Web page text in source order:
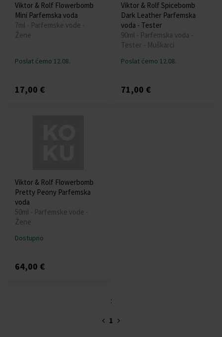
Viktor & Rolf Flowerbomb
Mini Parfemska voda
7ml - Parfemske vode -
Žene
Poslat ćemo 12.08.
17,00 €
Viktor & Rolf Spicebomb
Dark Leather Parfemska
voda - Tester
90ml - Parfemska voda -
Tester - Muškarci
Poslat ćemo 12.08.
71,00 €
Viktor & Rolf Flowerbomb
Pretty Peony Parfemska
voda
50ml - Parfemske vode -
Žene
Dostupno
64,00 €
:
1